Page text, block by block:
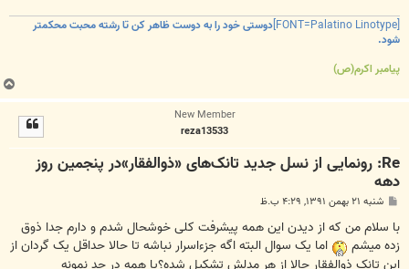
[FONT=Palatino Linotype]
دوستی خود را به دوست ظاهر کن تا رشته محبت محکمتر
شود.
پیامبر اکرم(ص)
New Member
reza13533
Re: رونمایی از نسل جدید تانک‌های «ذوالفقار»در پنجمین روز
دهه
ت
شنبه ۲۱ بهمن ۱۳۹۱, ۴:۲۹ ب.ظ
با سلام من که از دیدن این همه پیشرفت کلی خوشحال شدم و دارم جدا ذوق
زده میشم
اما یک سوال البته اگه جزءاسرار نباشه تا حالا حداقل یک گردان از
این تانک ذوالفقار حالا از هر مدلش تشکیل شده؟یا همه در حد نمونه